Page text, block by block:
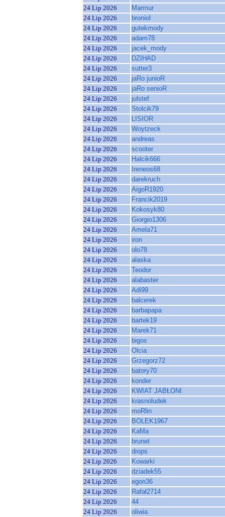
24 Lip 2026
Marmur
24 Lip 2026
broniol
24 Lip 2026
gutekmody
24 Lip 2026
adam78
24 Lip 2026
jacek_mody
24 Lip 2026
DZIHAD
24 Lip 2026
sutter3
24 Lip 2026
jaRo junioR
24 Lip 2026
jaRo senioR
24 Lip 2026
julstef
24 Lip 2026
Stolcik79
24 Lip 2026
LISIOR
24 Lip 2026
Woytzeck
24 Lip 2026
andreas
24 Lip 2026
scooter
24 Lip 2026
Halcik666
24 Lip 2026
Ireneos68
24 Lip 2026
darekruch
24 Lip 2026
AigoR1920
24 Lip 2026
Francik2019
24 Lip 2026
Kokosyk80
24 Lip 2026
Giorgio1306
24 Lip 2026
Amela71
24 Lip 2026
iron
24 Lip 2026
olo78
24 Lip 2026
alaska
24 Lip 2026
Teodor
24 Lip 2026
alabaster
24 Lip 2026
Adi99
24 Lip 2026
balcerek
24 Lip 2026
barbapapa
24 Lip 2026
bartek19
24 Lip 2026
Marek71
24 Lip 2026
bigos
24 Lip 2026
Olcia
24 Lip 2026
Grzegorz72
24 Lip 2026
batory70
24 Lip 2026
konder
24 Lip 2026
KWIAT JABŁONI
24 Lip 2026
krasnoludek
24 Lip 2026
moRlin
24 Lip 2026
BOLEK1967
24 Lip 2026
KaMa
24 Lip 2026
brunet
24 Lip 2026
drops
24 Lip 2026
Kowarki
24 Lip 2026
dziadek55
24 Lip 2026
egon36
24 Lip 2026
Rafał2714
24 Lip 2026
44
24 Lip 2026
oliwia